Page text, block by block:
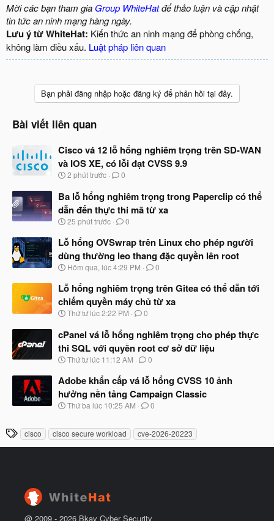
Mời các bạn tham gia Group WhiteHatđể thảo luận và cập nhật
tin tức an ninh mạng hàng ngày.
Lưu ý từ WhiteHat: Kiến thức an ninh mạng để phòng chống,
không làm điều xấu. Luật pháp liên quan
Bạn phải đăng nhập hoặc đăng ký để phản hồi tại đây.
Bài viết liên quan
Cisco vá 12 lỗ hổng nghiêm trọng trên SD-WAN
và IOS XE, có lỗi đạt CVSS 9.9
N
à
y
b
ắ
đ
ầ
u
2 phút trước 0
Ba lỗ hổng nghiêm trọng trong Paperclip có thể
dẫn đến thực thi mã từ xa
N
à
b
ắ
đ
ầ
u
25 phút trước 0
Lỗ hổng OVSwrap trên Linux cho phép người
dùng thường leo thang đặc quyền lên root
N
à
b
ắ
đ
ầ
u
Hôm qua, lúc 4:29 PM 0
Lỗ hổng nghiêm trọng trên Gitea có thể dẫn tới
chiếm quyền máy chủ từ xa
N
à
y
b
ắ
đ
ầ
u
Thứ tư lúc 2:22 PM 0
cPanel vá lỗ hổng nghiêm trọng cho phép thực
thi SQL với quyền root cơ sở dữ liệu
N
à
b
ắ
đ
ầ
u
Thứ tư lúc 11:12 AM 0
Adobe khẩn cấp vá lỗ hổng CVSS 10 ảnh
hưởng nền tảng Campaign Classic
N
y
u
Thứ ba lúc 10:25 AM 0
T
h
cisco cisco secure workload cve-2026-20223
@ 2009 - 2026 Bkav Cyber Security